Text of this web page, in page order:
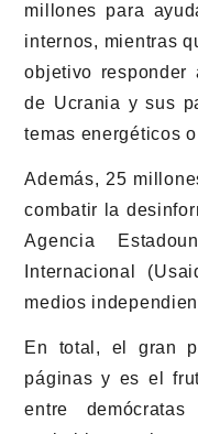
millones para
internos, mientras
objetivo responder
de Ucrania y sus
temas energéticos
Además, 25
combatir la
Agencia
Internacional
medios
En total, el gran
páginas y es el
entre